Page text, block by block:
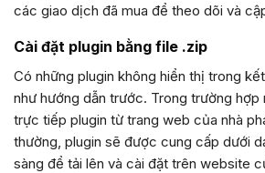
các giao dịch đã mua để theo dõi và
Cài đặt plugin bằng file .zip
Có những plugin không hiển thị trong
như hướng dẫn trước. Trong trường hợp
trực tiếp plugin từ trang web của nhà
thường, plugin sẽ được cung cấp dưới
sàng để tải lên và cài đặt trên website